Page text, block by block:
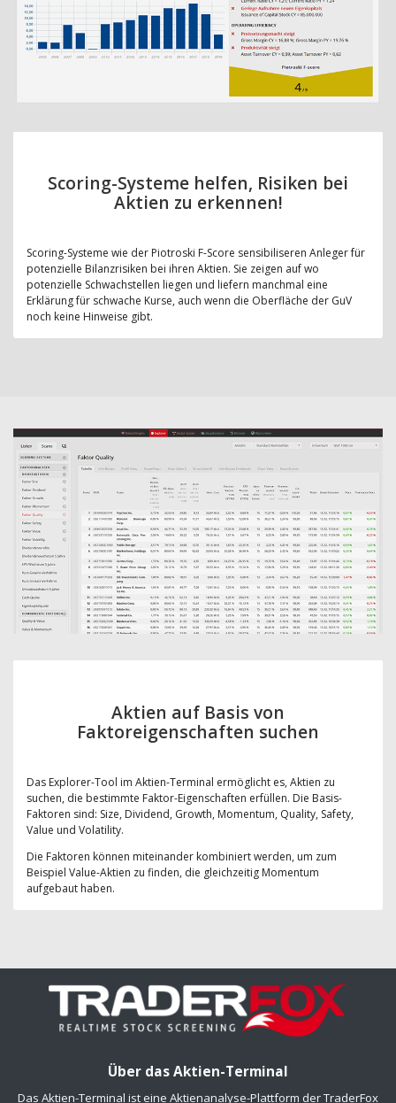
Scoring-Systeme helfen, Risiken bei
Aktien zu erkennen!
Scoring-Systeme wie der Piotroski F-Score sensibiliseren Anleger für
potenzielle Bilanzrisiken bei ihren Aktien. Sie zeigen auf wo
potenzielle Schwachstellen liegen und liefern manchmal eine
Erklärung für schwache Kurse, auch wenn die Oberfläche der GuV
noch keine Hinweise gibt.
Aktien auf Basis von
Faktoreigenschaften suchen
Das Explorer-Tool im Aktien-Terminal ermöglicht es, Aktien zu
suchen, die bestimmte Faktor-Eigenschaften erfüllen. Die Basis-
Faktoren sind: Size, Dividend, Growth, Momentum, Quality, Safety,
Value und Volatility.
Die Faktoren können miteinander kombiniert werden, um zum
Beispiel Value-Aktien zu finden, die gleichzeitig Momentum
aufgebaut haben.
Über das Aktien-Terminal
Das Aktien-Terminal ist eine Aktienanalyse-Plattform der TraderFox